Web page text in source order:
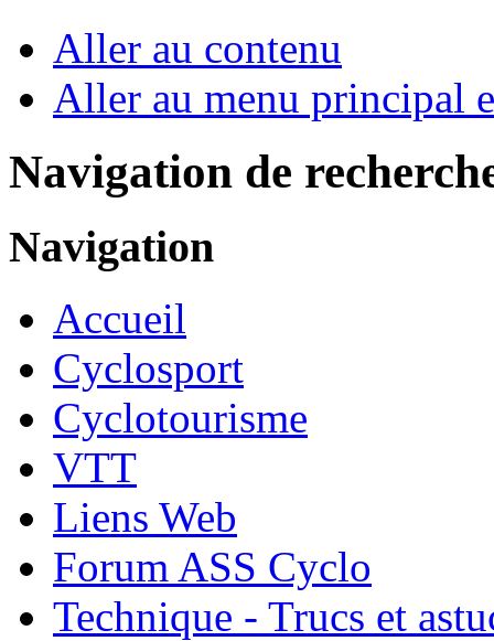
Aller au contenu
Aller au menu principal
Navigation de
Navigation
Accueil
Cyclosport
Cyclotourisme
VTT
Liens Web
Forum ASS Cyclo
Technique - Trucs et